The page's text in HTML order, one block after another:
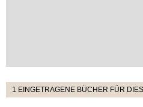
1 EINGETRAGENE BÜCHER FÜR